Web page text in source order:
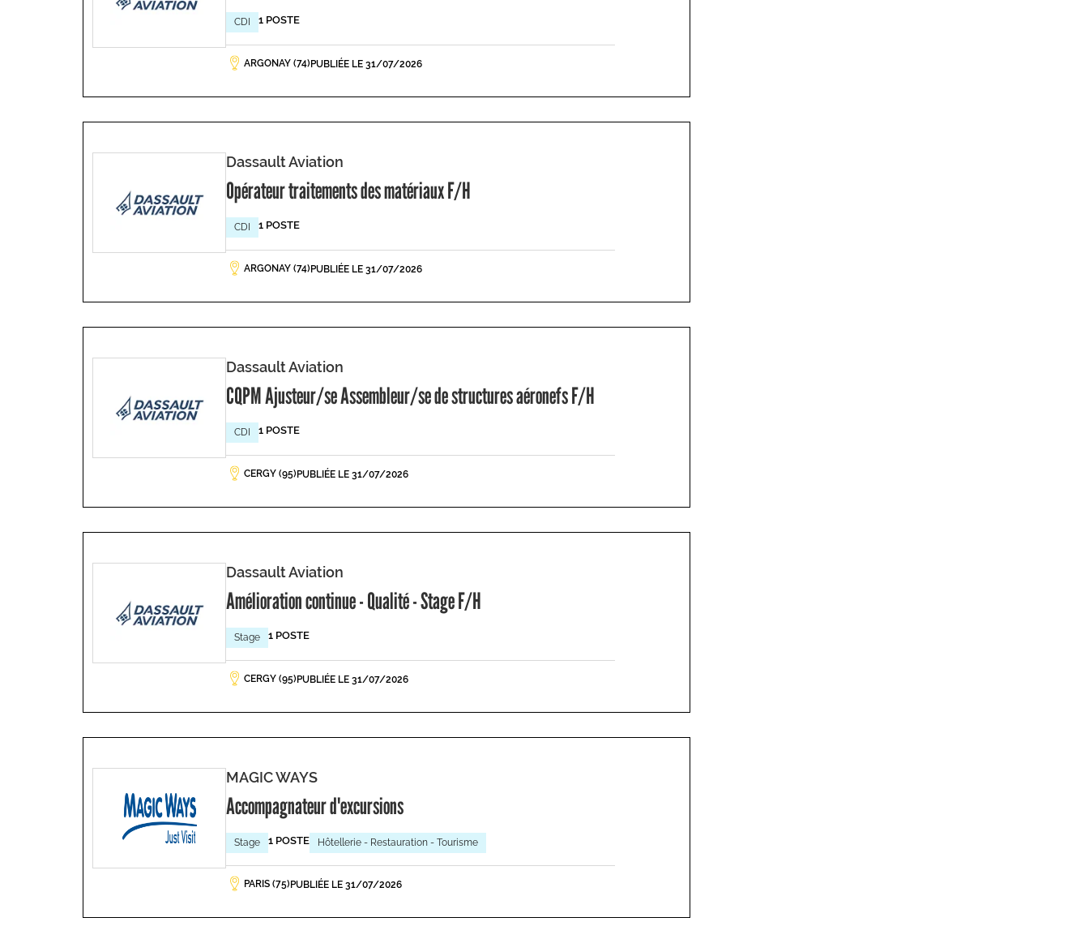
CDI 1 POSTE
ARGONAY (74) PUBLIÉE LE 31/07/2026
Dassault Aviation
Opérateur traitements des matériaux F/H
CDI 1 POSTE
ARGONAY (74) PUBLIÉE LE 31/07/2026
Dassault Aviation
CQPM Ajusteur/se Assembleur/se de structures aéronefs F/H
CDI 1 POSTE
CERGY (95) PUBLIÉE LE 31/07/2026
Dassault Aviation
Amélioration continue - Qualité - Stage F/H
Stage 1 POSTE
CERGY (95) PUBLIÉE LE 31/07/2026
MAGIC WAYS
Accompagnateur d'excursions
Stage 1 POSTE Hôtellerie - Restauration - Tourisme
PARIS (75) PUBLIÉE LE 31/07/2026